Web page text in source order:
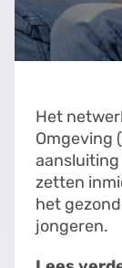
Het
Omgeving
zetten
het
jongeren.